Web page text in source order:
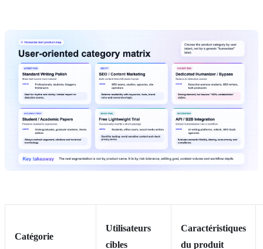
Catégorie
Utilisateurs
cibles
Caractéristiques
du produit